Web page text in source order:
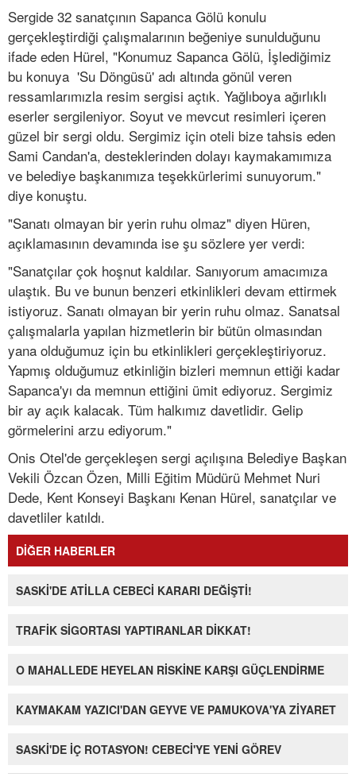
Sergide 32 sanatçının Sapanca Gölü konulu
gerçekleştirdiği çalışmalarının beğeniye sunulduğunu
ifade eden Hürel, "Konumuz Sapanca Gölü, İşlediğimiz
bu konuya 'Su Döngüsü' adı altında gönül veren
ressamlarımızla resim sergisi açtık. Yağlıboya ağırlıklı
eserler sergileniyor. Soyut ve mevcut resimleri içeren
güzel bir sergi oldu. Sergimiz için oteli bize tahsis eden
Sami Candan'a, desteklerinden dolayı kaymakamımıza
ve belediye başkanımıza teşekkürlerimi sunuyorum."
diye konuştu.
"Sanatı olmayan bir yerin ruhu olmaz" diyen Hüren,
açıklamasının devamında ise şu sözlere yer verdi:
"Sanatçılar çok hoşnut kaldılar. Sanıyorum amacımıza
ulaştık. Bu ve bunun benzeri etkinlikleri devam ettirmek
istiyoruz. Sanatı olmayan bir yerin ruhu olmaz. Sanatsal
çalışmalarla yapılan hizmetlerin bir bütün olmasından
yana olduğumuz için bu etkinlikleri gerçekleştiriyoruz.
Yapmış olduğumuz etkinliğin bizleri memnun ettiği kadar
Sapanca'yı da memnun ettiğini ümit ediyoruz. Sergimiz
bir ay açık kalacak. Tüm halkımız davetlidir. Gelip
görmelerini arzu ediyorum."
Onis Otel'de gerçekleşen sergi açılışına Belediye Başkan
Vekili Özcan Özen, Milli Eğitim Müdürü Mehmet Nuri
Dede, Kent Konseyi Başkanı Kenan Hürel, sanatçılar ve
davetliler katıldı.
DİĞER HABERLER
SASKİ'DE ATİLLA CEBECİ KARARI DEĞİŞTİ!
TRAFİK SİGORTASI YAPTIRANLAR DİKKAT!
O MAHALLEDE HEYELAN RİSKİNE KARŞI GÜÇLENDİRME
KAYMAKAM YAZICI'DAN GEYVE VE PAMUKOVA'YA ZİYARET
SASKİ'DE İÇ ROTASYON! CEBECİ'YE YENİ GÖREV